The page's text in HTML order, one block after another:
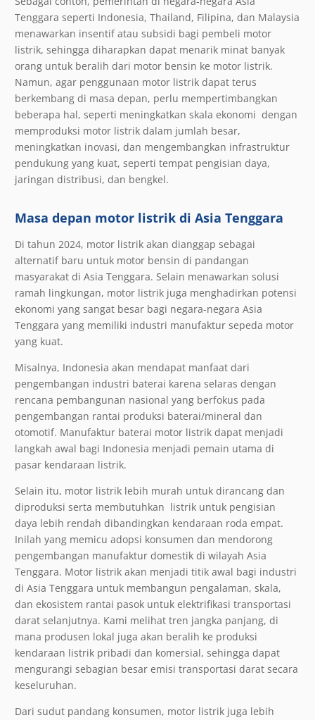
Tenggara seperti Indonesia, Thailand, Filipina, dan Malaysia
menawarkan insentif atau subsidi bagi pembeli motor
listrik, sehingga diharapkan dapat menarik minat banyak
orang untuk beralih dari motor bensin ke motor listrik.
Namun, agar penggunaan motor listrik dapat terus
berkembang di masa depan, perlu mempertimbangkan
beberapa hal, seperti meningkatkan skala ekonomi dengan
memproduksi motor listrik dalam jumlah besar,
meningkatkan inovasi, dan mengembangkan infrastruktur
pendukung yang kuat, seperti tempat pengisian daya,
jaringan distribusi, dan bengkel.
Masa depan motor listrik di Asia Tenggara
Di tahun 2024, motor listrik akan dianggap sebagai
alternatif baru untuk motor bensin di pandangan
masyarakat di Asia Tenggara. Selain menawarkan solusi
ramah lingkungan, motor listrik juga menghadirkan potensi
ekonomi yang sangat besar bagi negara-negara Asia
Tenggara yang memiliki industri manufaktur sepeda motor
yang kuat.
Misalnya, Indonesia akan mendapat manfaat dari
pengembangan industri baterai karena selaras dengan
rencana pembangunan nasional yang berfokus pada
pengembangan rantai produksi baterai/mineral dan
otomotif. Manufaktur baterai motor listrik dapat menjadi
langkah awal bagi Indonesia menjadi pemain utama di
pasar kendaraan listrik.
Selain itu, motor listrik lebih murah untuk dirancang dan
diproduksi serta membutuhkan listrik untuk pengisian
daya lebih rendah dibandingkan kendaraan roda empat.
Inilah yang memicu adopsi konsumen dan mendorong
pengembangan manufaktur domestik di wilayah Asia
Tenggara. Motor listrik akan menjadi titik awal bagi industri
di Asia Tenggara untuk membangun pengalaman, skala,
dan ekosistem rantai pasok untuk elektrifikasi transportasi
darat selanjutnya. Kami melihat tren jangka panjang, di
mana produsen lokal juga akan beralih ke produksi
kendaraan listrik pribadi dan komersial, sehingga dapat
mengurangi sebagian besar emisi transportasi darat secara
keseluruhan.
Dari sudut pandang konsumen, motor listrik juga lebih